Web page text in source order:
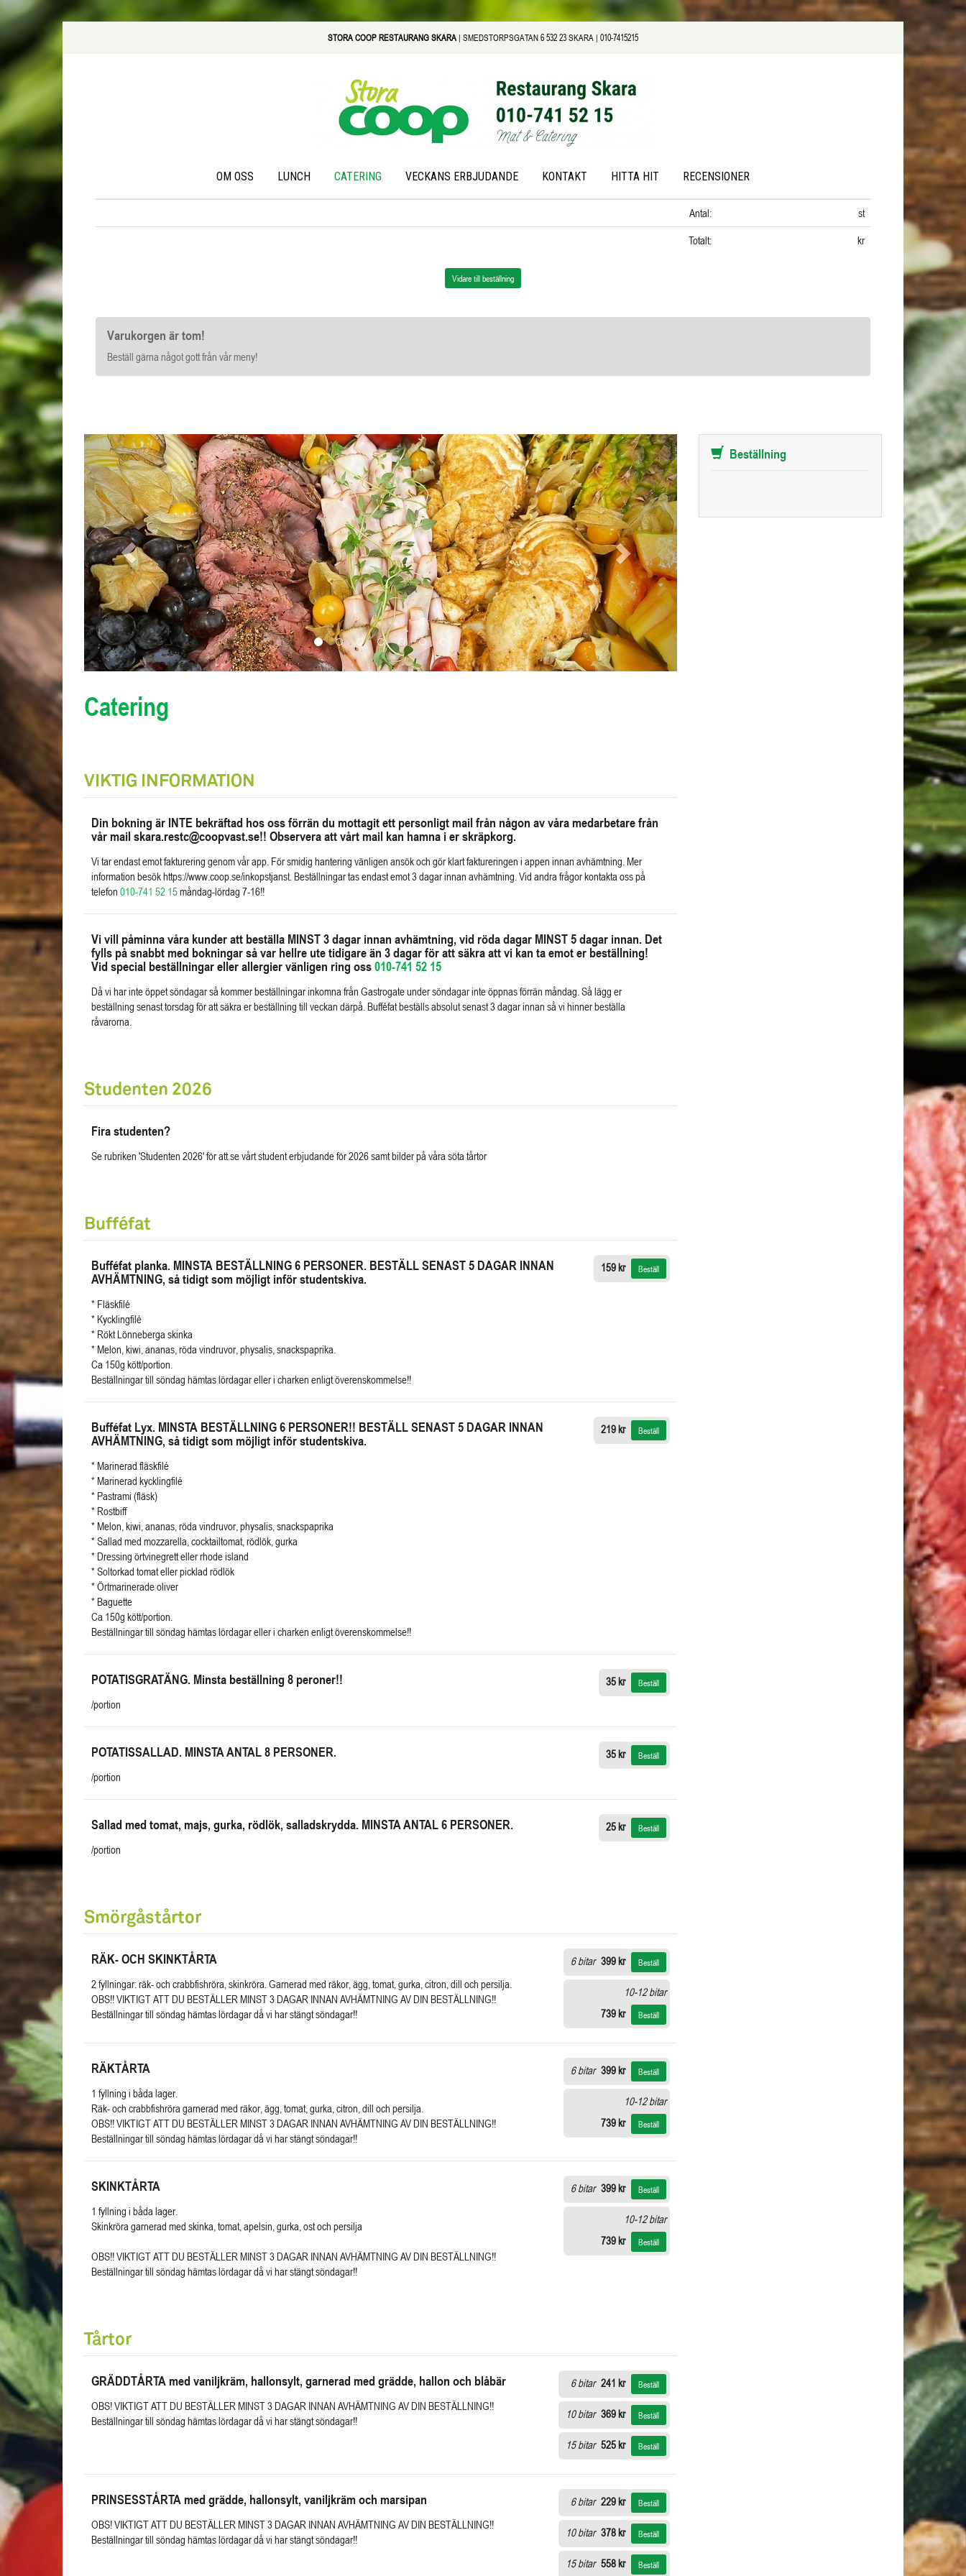
STORA COOP RESTAURANG SKARA | SMEDSTORPSGATAN 6532 23 SKARA | 010-7415215
OM OSS LUNCH CATERING VECKANS ERBJUDANDE KONTAKT HITTA HIT RECENSIONER
Antal:
st
Totalt:
kr
Vidare till beställning
Varukorgen är tom!
Beställ gärna något gott från vår meny!
Catering
VIKTIG INFORMATION
Din bokning är INTE bekräftad hos oss förrän du mottagit ett personligt mail från någon av våra medarbetare från
vår mail skara.restc@coopvast.se!! Observera att vårt mail kan hamna i er skräpkorg.
Vi tar endast emot fakturering genom vår app. För smidig hantering vänligen ansök och gör klart faktureringen i appen innan avhämtning. Mer
information besök https://www.coop.se/inkopstjanst. Beställningar tas endast emot 3 dagar innan avhämtning. Vid andra frågor kontakta oss på
telefon 010-741 52 15måndag-lördag 7-16!!
Vi vill påminna våra kunder att beställa MINST 3 dagar innan avhämtning, vid röda dagar MINST 5 dagar innan. Det
fylls på snabbt med bokningar så var hellre ute tidigare än 3 dagar för att säkra att vi kan ta emot er beställning!
Vid special beställningar eller allergier vänligen ring oss010-741 52 15
Då vi har inte öppet söndagar så kommer beställningar inkomna från Gastrogate under söndagar inte öppnas förrän måndag. Så lägg er
beställning senast torsdag för att säkra er beställning till veckan därpå. Bufféfat beställs absolut senast 3 dagar innan så vi hinner beställa
råvarorna.
Studenten 2026
Fira studenten?
Se rubriken 'Studenten 2026' för att se vårt student erbjudande för 2026 samt bilder på våra söta tårtor
Bufféfat
Bufféfat planka. MINSTA BESTÄLLNING 6 PERSONER. BESTÄLL SENAST 5 DAGAR INNAN
AVHÄMTNING, så tidigt som möjligt inför studentskiva.
* Fläskfilé
* Kycklingfilé
* Rökt Lönneberga skinka
* Melon, kiwi, ananas, röda vindruvor, physalis, snackspaprika.
Ca 150g kött/portion.
Beställningar till söndag hämtas lördagar eller i charken enligt överenskommelse!!
159 kr Beställ
Bufféfat Lyx. MINSTA BESTÄLLNING 6 PERSONER!! BESTÄLL SENAST 5 DAGAR INNAN
AVHÄMTNING, så tidigt som möjligt inför studentskiva.
* Marinerad fläskfilé
* Marinerad kycklingfilé
* Pastrami (fläsk)
* Rostbiff
* Melon, kiwi, ananas, röda vindruvor, physalis, snackspaprika
* Sallad med mozzarella, cocktailtomat, rödlök, gurka
* Dressing örtvinegrett eller rhode island
* Soltorkad tomat eller picklad rödlök
* Örtmarinerade oliver
* Baguette
Ca 150g kött/portion.
Beställningar till söndag hämtas lördagar eller i charken enligt överenskommelse!!
219 kr Beställ
POTATISGRATÄNG. Minsta beställning 8 peroner!!
/portion
35 kr Beställ
POTATISSALLAD. MINSTA ANTAL 8 PERSONER.
/portion
35 kr Beställ
Sallad med tomat, majs, gurka, rödlök, salladskrydda. MINSTA ANTAL 6 PERSONER.
/portion
25 kr Beställ
Smörgåstårtor
RÄK- OCH SKINKTÅRTA
2 fyllningar: räk- och crabbfishröra, skinkröra. Garnerad med räkor, ägg, tomat, gurka, citron, dill och persilja.
OBS!! VIKTIGT ATT DU BESTÄLLER MINST 3 DAGAR INNAN AVHÄMTNING AV DIN BESTÄLLNING!!
Beställningar till söndag hämtas lördagar då vi har stängt söndagar!!
6 bitar 399 kr Beställ
10-12 bitar
739 kr
Beställ
RÄKTÅRTA
1 fyllning i båda lager.
Räk- och crabbfishröra garnerad med räkor, ägg, tomat, gurka, citron, dill och persilja.
OBS!! VIKTIGT ATT DU BESTÄLLER MINST 3 DAGAR INNAN AVHÄMTNING AV DIN BESTÄLLNING!!
Beställningar till söndag hämtas lördagar då vi har stängt söndagar!!
6 bitar 399 kr Beställ
10-12 bitar
739 kr
Beställ
SKINKTÅRTA
1 fyllning i båda lager.
Skinkröra garnerad med skinka, tomat, apelsin, gurka, ost och persilja
OBS!! VIKTIGT ATT DU BESTÄLLER MINST 3 DAGAR INNAN AVHÄMTNING AV DIN BESTÄLLNING!!
Beställningar till söndag hämtas lördagar då vi har stängt söndagar!!
6 bitar 399 kr Beställ
10-12 bitar
739 kr
Beställ
Tårtor
GRÄDDTÅRTA med vaniljkräm, hallonsylt, garnerad med grädde, hallon och blåbär
OBS! VIKTIGT ATT DU BESTÄLLER MINST 3 DAGAR INNAN AVHÄMTNING AV DIN BESTÄLLNING!!
Beställningar till söndag hämtas lördagar då vi har stängt söndagar!!
6 bitar 241 kr Beställ
10 bitar 369 kr Beställ
15 bitar 525 kr Beställ
PRINSESSTÅRTA med grädde, hallonsylt, vaniljkräm och marsipan
OBS! VIKTIGT ATT DU BESTÄLLER MINST 3 DAGAR INNAN AVHÄMTNING AV DIN BESTÄLLNING!!
Beställningar till söndag hämtas lördagar då vi har stängt söndagar!!
6 bitar 229 kr Beställ
10 bitar 378 kr Beställ
15 bitar 558 kr Beställ
Beställning